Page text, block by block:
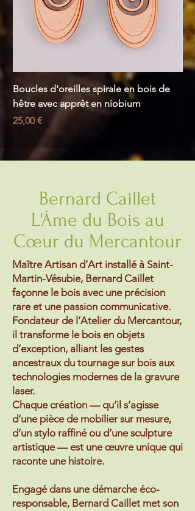
Boucles d'oreilles spirale en bois de
hêtre avec apprêt en niobium
Prix
25,00 €
Bernard Caillet
L'Âme du Bois au
Cœur du Mercantour
Maître Artisan d’Art installé à Saint-
Martin-Vésubie, Bernard Caillet
façonne le bois avec une précision
rare et une passion communicative.
Fondateur de l’Atelier du Mercantour,
il transforme le bois en objets
d’exception, alliant les gestes
ancestraux du tournage sur bois aux
technologies modernes de la gravure
laser.
Chaque création — qu’il s’agisse
d’une pièce de mobilier sur mesure,
d’un stylo raffiné ou d’une sculpture
artistique — est une œuvre unique qui
raconte une histoire.
Engagé dans une démarche éco-
responsable, Bernard Caillet met son